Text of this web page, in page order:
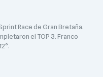
Race de Gran Bretaña.
el TOP 3. Franco